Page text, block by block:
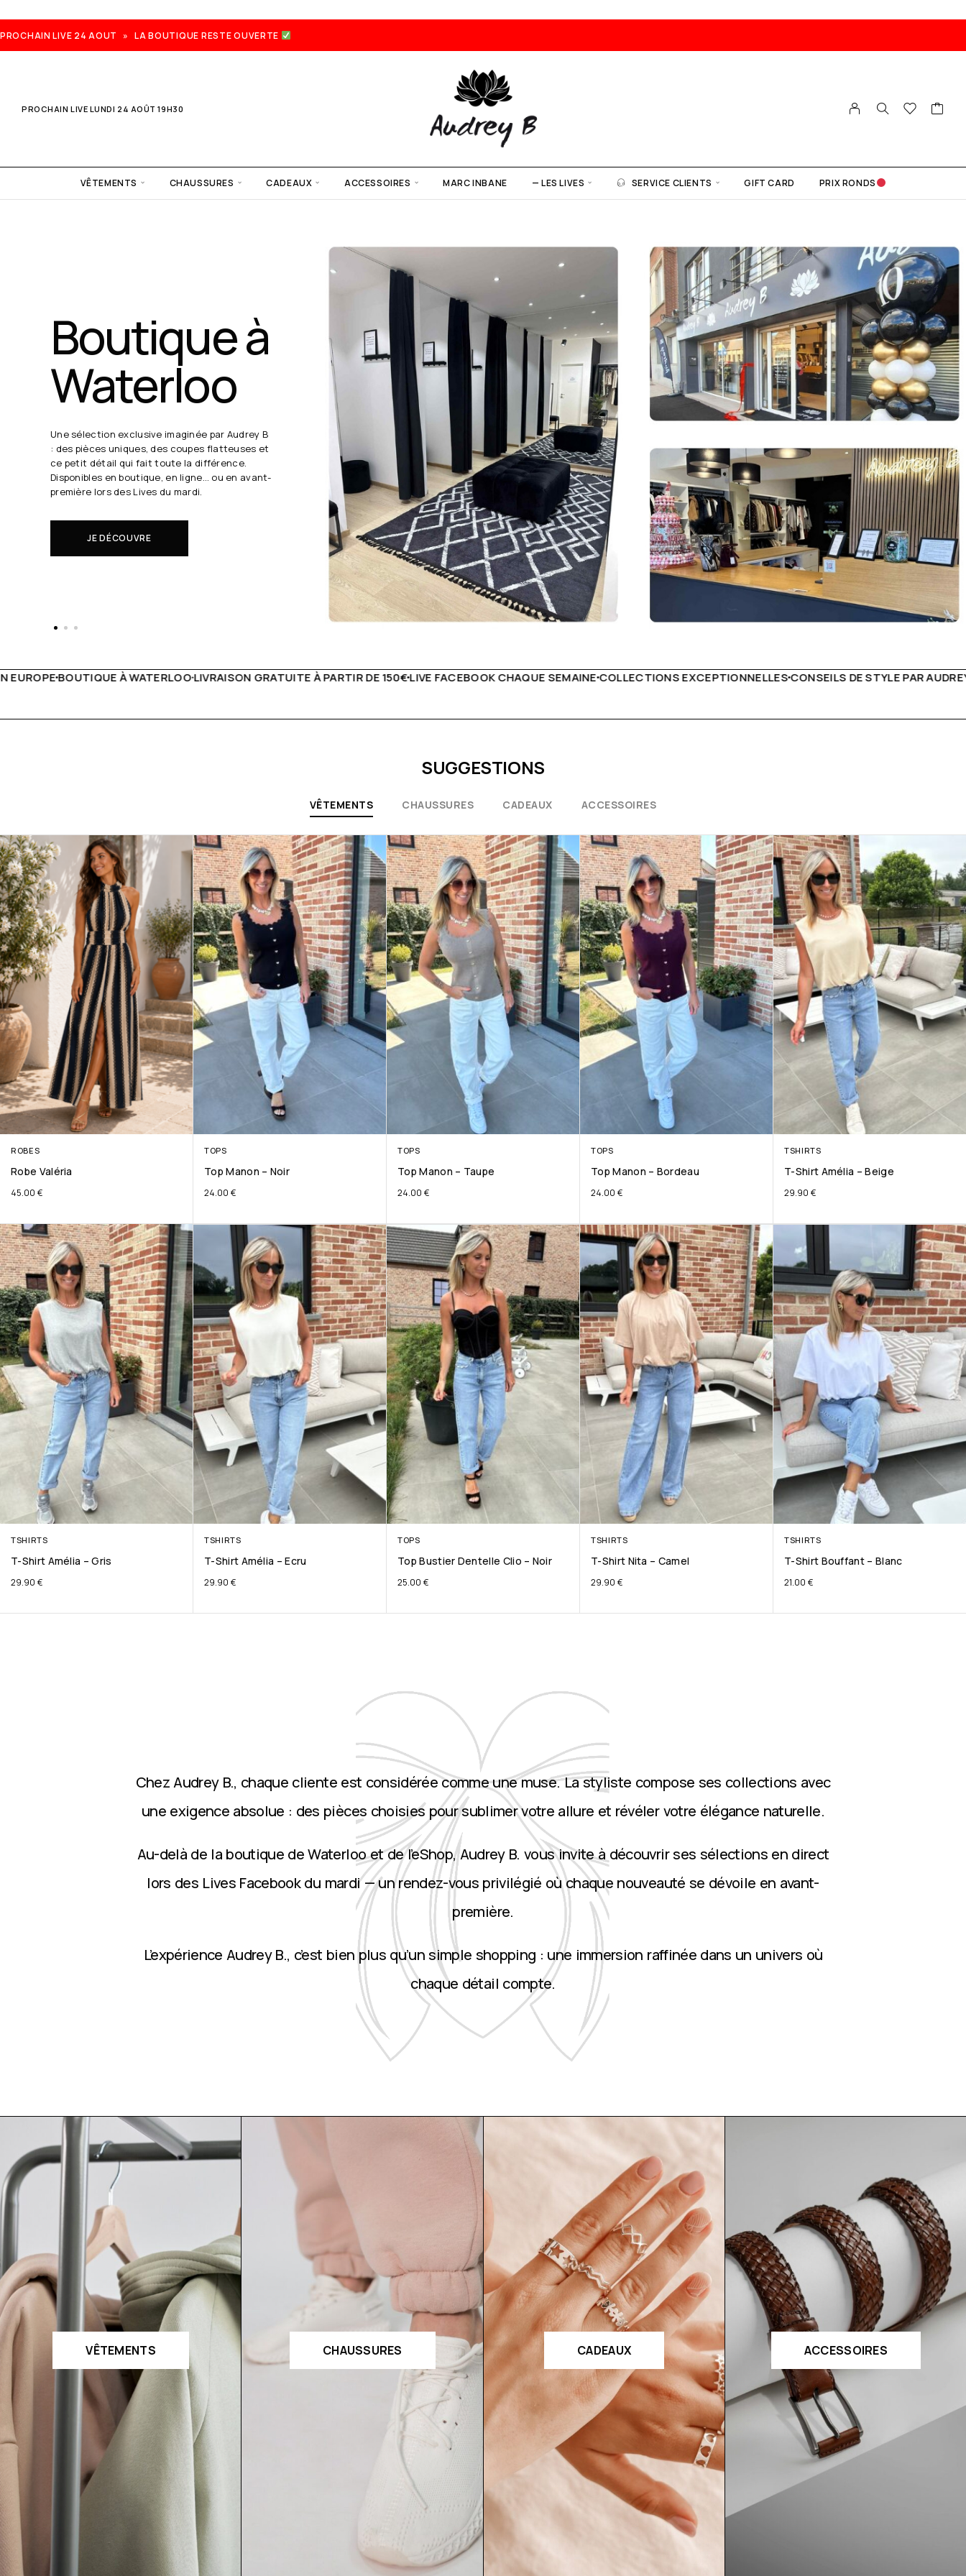
PROCHAIN LIVE 24 AOUT » LA BOUTIQUE RESTE OUVERTE
MARC INBANE — LES LIVES
live lundi
24 août
19h30
Chaque semaine, Audrey B. dévoile ses coups
de cœur en direct.
Il s'agit de nouveautés à réserver avant tout
ROBES
Robe Valéria
45.00 €
TOPS
Top Manon – Noir
24.00€
TOPS
Top Manon – Taupe
24.00€
TOPS
Top Manon – Bordeau
24.00€
TSHIRTS
T-Shirt Amélia – Beige
29.90€
TSHIRTS
T-Shirt Amélia – Gris
29.90€
TSHIRTS
T-Shirt Amélia – Ecru
29.90€
TOPS
Top Bustier Dentelle Clio – Noir
25.00€
TSHIRTS
T-Shirt Nita – Camel
29.90€
TSHIRTS
T-Shirt Bouffant – Blanc
21.00€
Chez Audrey B., chaque cliente est considérée comme une muse. La styliste compose ses collections avec
une exigence absolue : des pièces choisies pour sublimer votre allure et révéler votre élégance naturelle.
Au-delà de la boutique de Waterloo et de l’eShop, Audrey B. vous invite à découvrir ses sélections en direct
lors des Lives Facebook du mardi — un rendez-vous privilégié où chaque nouveauté se dévoile en avant-
première.
L’expérience Audrey B., c’est bien plus qu’un simple shopping : une immersion raffinée dans un univers où
chaque détail compte.
VÊTEMENTS CHAUSSURES CADEAUX ACCESSOIRES